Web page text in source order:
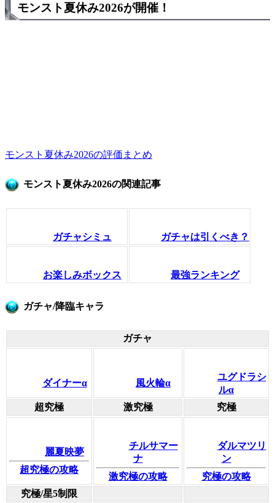
モンスト夏休み2026が開催！
モンスト夏休み2026の評価まとめ
モンスト夏休み2026の関連記事
ガチャシミュ ガチャは引くべき？
お楽しみボックス 最強ランキング
ガチャ/降臨キャラ
ガチャ
ダイナーα 風火輪α
ユグドラシ
ルα
超究極
激究極 究極
麗夏映夢
超究極の攻略
チルサマー
ナ
激究極の攻略
ダルマツリ
ン
究極の攻略
究極/星5制限